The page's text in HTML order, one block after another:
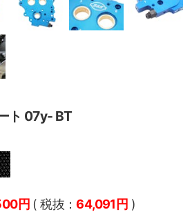
ト 07y- BT
円 ( 税抜：64,091円 )